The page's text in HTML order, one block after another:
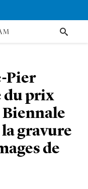
Pier
du prix
Biennale
gravure
de